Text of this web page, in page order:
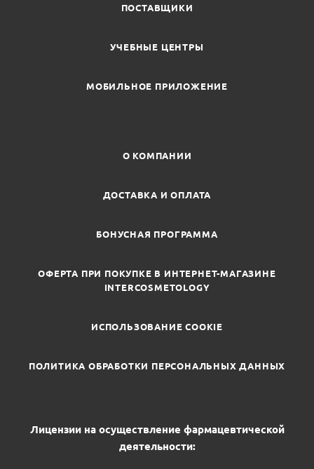
ПОСТАВЩИКИ
УЧЕБНЫЕ ЦЕНТРЫ
МОБИЛЬНОЕ ПРИЛОЖЕНИЕ
О КОМПАНИИ
ДОСТАВКА И ОПЛАТА
БОНУСНАЯ ПРОГРАММА
ОФЕРТА ПРИ ПОКУПКЕ В ИНТЕРНЕТ-МАГАЗИНЕ
INTERCOSMETOLOGY
ИСПОЛЬЗОВАНИЕ COOKIE
ПОЛИТИКА ОБРАБОТКИ ПЕРСОНАЛЬНЫХ ДАННЫХ
Лицензии на осуществление фармацевтической
деятельности: